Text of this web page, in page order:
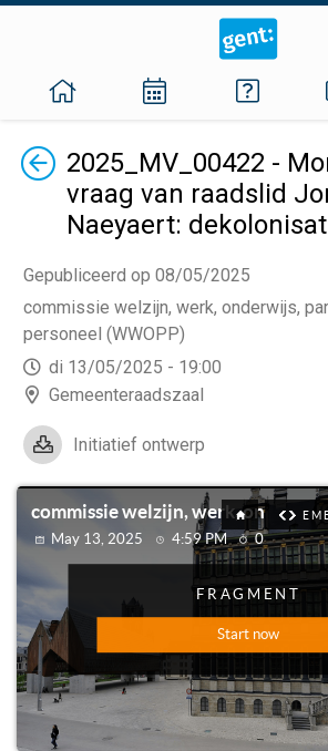
Terug2025_MV_00422 -
vraag van raadslid
Naeyaert:
Gepubliceerd op 08/05/2025
commissie welzijn, werk, onderwijs,
personeel (WWOPP)
di 13/05/2025 - 19:00
Gemeenteraadszaal
Initiatief ontwerp